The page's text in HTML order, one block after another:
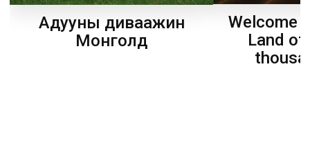
Адууны диваажин
Монголд
Welcome
Land of